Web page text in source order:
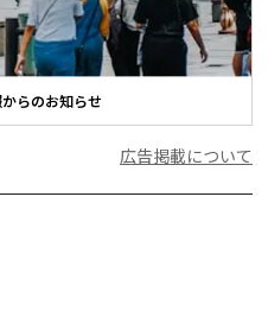
らのお知らせ
広告掲載について